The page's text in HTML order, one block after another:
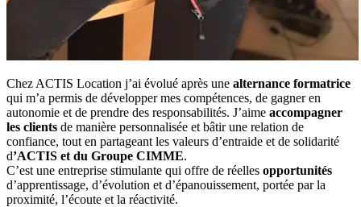
Chez ACTIS Location j’ai évolué après une alternance formatrice
qui m’a permis de développer mes compétences, de gagner en
autonomie et de prendre des responsabilités. J’aime accompagner
les clients de manière personnalisée et bâtir une relation de
confiance, tout en partageant les valeurs d’entraide et de solidarité
d’ACTIS et du Groupe CIMME.
C’est une entreprise stimulante qui offre de réelles opportunités
d’apprentissage, d’évolution et d’épanouissement, portée par la
proximité, l’écoute et la réactivité.